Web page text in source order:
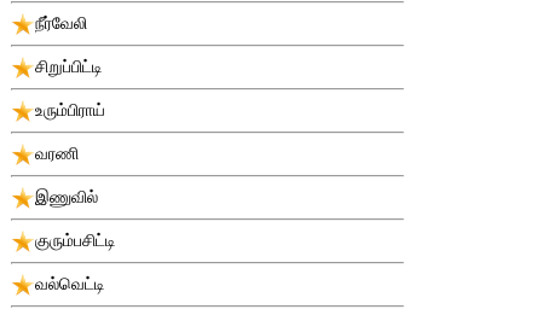
நீர்வேலி
சிறுப்பிட்டி
உரும்பிராய்
வரணி
இணுவில்
குரும்பசிட்டி
வல்வெட்டி